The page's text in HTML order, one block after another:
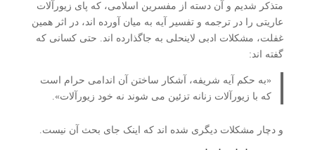
متذکر شدیم و آن دسته از مفسرین اسلامی، که پای زیورآلات
عاریتی را در ترجمه و تفسیر آیه به میان آورده اند، در اثر همین
غفلت، مشکلات ادبی لاینحلی به جاگذارده اند. حتی کسانی که
گفته اند:
«به حکم آیه شریفه، آشکار ساختن آن اندامی حرام است
که با زیورآلات زنانه تزئین می شوند نه خود زیورآلات».
و دچار مشکلات دیگری شده اند که اینک جای بحث آن نیست.